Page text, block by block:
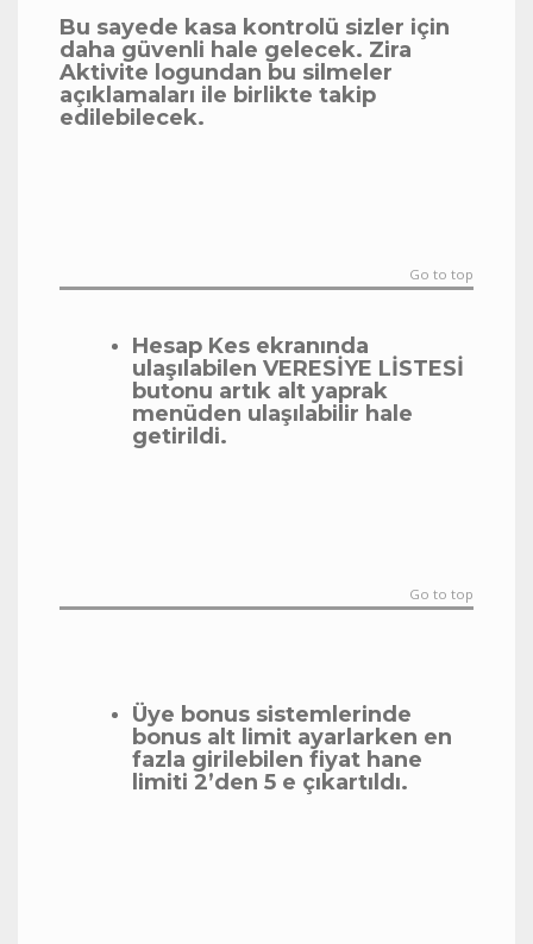
Bu sayede kasa kontrolü sizler için
daha güvenli hale gelecek. Zira
Aktivite logundan bu silmeler
açıklamaları ile birlikte takip
edilebilecek.
Go to top
Hesap Kes ekranında
ulaşılabilen VERESİYE LİSTESİ
butonu artık alt yaprak
menüden ulaşılabilir hale
getirildi.
Go to top
Üye bonus sistemlerinde
bonus alt limit ayarlarken en
fazla girilebilen fiyat hane
limiti 2’den 5 e çıkartıldı.